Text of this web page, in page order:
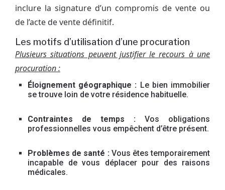
inclure la signature d’un compromis de vente ou
de l’acte de vente définitif.
Les motifs d’utilisation d’une procuration
Plusieurs situations peuvent justifier le recours à une
procuration :
Éloignement géographique : Le bien immobilier
se trouve loin de votre résidence habituelle.
Contraintes de temps : Vos obligations
professionnelles vous empêchent d’être présent.
Problèmes de santé : Vous êtes temporairement
incapable de vous déplacer pour des raisons
médicales.